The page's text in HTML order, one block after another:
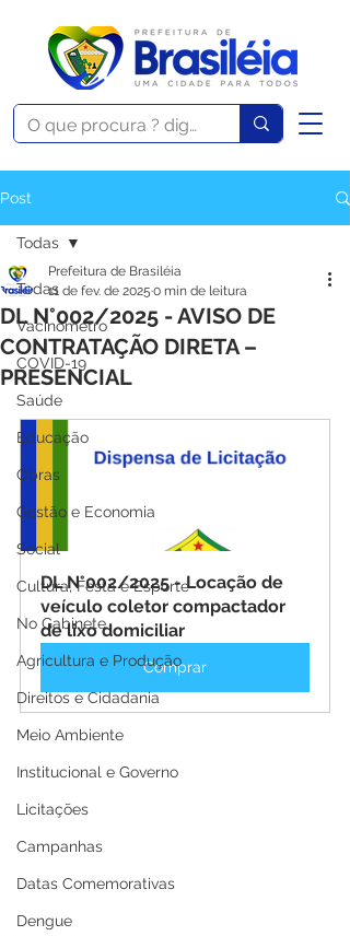
Post
Todas
Vacinômetro
COVID-19
Saúde
Educação
Obras
Gestão e Economia
Social
Cultura, Festa e Esporte
No Gabinete
Agricultura e Produção
Direitos e Cidadania
Meio Ambiente
Institucional e Governo
Licitações
Campanhas
Datas Comemorativas
Dengue
Todas
DL N°002/2025 - AVISO DE
CONTRATAÇÃO DIRETA –
PRESENCIAL
Prefeitura de Brasiléia
11 de fev. de 2025 0 min de leitura
DL N°002/2025 - Locação de
veículo coletor compactador
de lixo domiciliar
Comprar